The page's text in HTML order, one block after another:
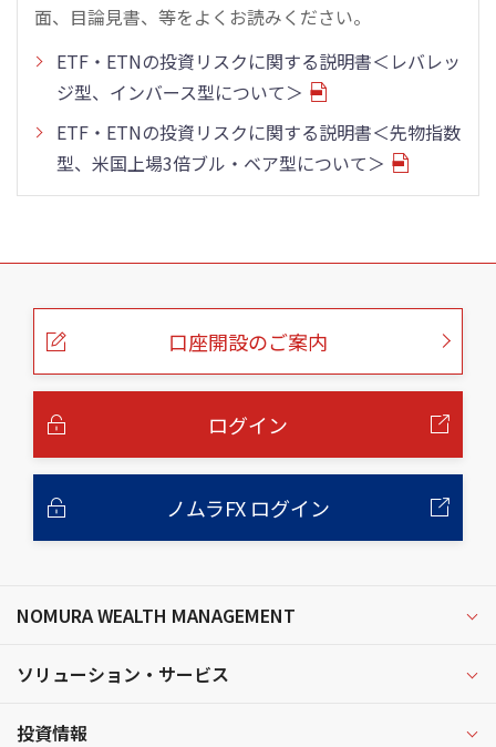
面、目論見書、等をよくお読みください。
ETF・ETNの投資リスクに関する説明書＜レバレッ
ジ型、インバース型について＞
ETF・ETNの投資リスクに関する説明書＜先物指数
型、米国上場3倍ブル・ベア型について＞
こ
口座開設のご案内
ログイン
ノムラFX ログイン
NOMURA WEALTH MANAGEMENT
ソリューション・サービス
投資情報